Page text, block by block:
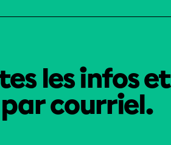
les infos
courriel.